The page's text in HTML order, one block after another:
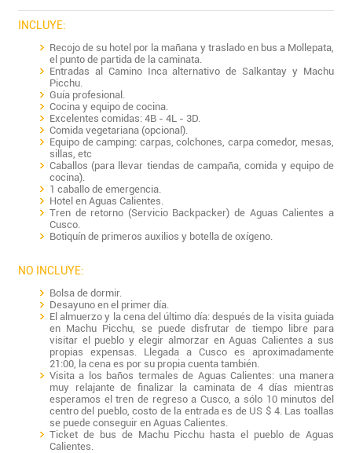
INCLUYE:
Recojo de su hotel por la mañana y traslado en bus a Mollepata,
el punto de partida de la caminata.
Entradas al Camino Inca alternativo de Salkantay y Machu
Picchu.
Guía profesional.
Cocina y equipo de cocina.
Excelentes comidas: 4B - 4L - 3D.
Comida vegetariana (opcional).
Equipo de camping: carpas, colchones, carpa comedor, mesas,
sillas, etc
Caballos (para llevar tiendas de campaña, comida y equipo de
cocina).
1 caballo de emergencia.
Hotel en Aguas Calientes.
Tren de retorno (Servicio Backpacker) de Aguas Calientes a
Cusco.
Botiquín de primeros auxilios y botella de oxígeno.
NO INCLUYE:
Bolsa de dormir.
Desayuno en el primer día.
El almuerzo y la cena del último día: después de la visita guiada
en Machu Picchu, se puede disfrutar de tiempo libre para
visitar el pueblo y elegir almorzar en Aguas Calientes a sus
propias expensas. Llegada a Cusco es aproximadamente
21:00, la cena es por su propia cuenta también.
Visita a los baños termales de Aguas Calientes: una manera
muy relajante de finalizar la caminata de 4 días mientras
esperamos el tren de regreso a Cusco, a sólo 10 minutos del
centro del pueblo, costo de la entrada es de US $ 4. Las toallas
se puede conseguir en Aguas Calientes.
Ticket de bus de Machu Picchu hasta el pueblo de Aguas
Calientes.